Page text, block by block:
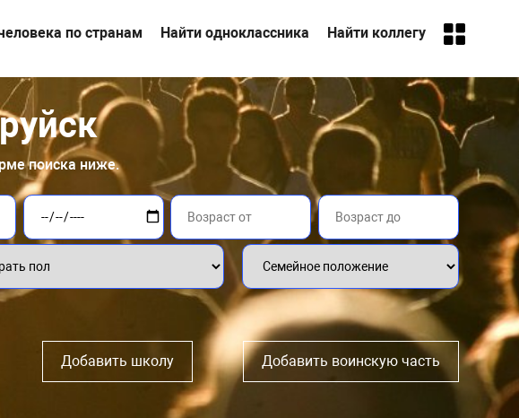
по странам Найти одноклассника Найти коллегу
поиска ниже.
Добавить школу Добавить воинскую часть